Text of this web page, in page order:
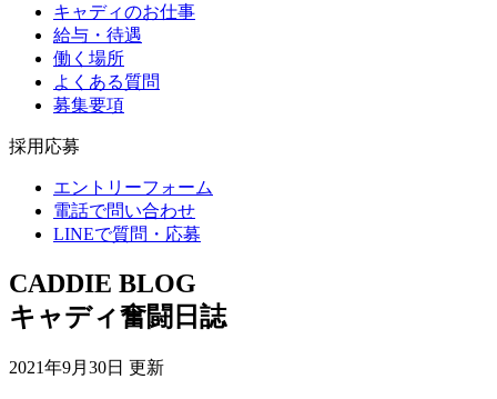
キャディのお仕事
給与・待遇
働く場所
よくある質問
募集要項
採用応募
エントリーフォーム
電話で問い合わせ
LINEで質問・応募
CADDIE BLOG
キャディ奮闘日誌
2021年9月30日 更新